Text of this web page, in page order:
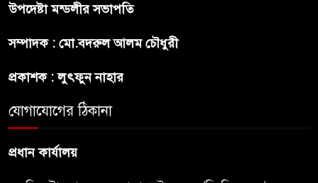
সুযোগ পাওয়ার অভিযোগ ভিত্তিহীন
উপদেষ্টা মন্ডলীর সভাপতি
সম্পাদক : মো.বদরুল আলম চৌধুরী
প্রকাশক : লুৎফুন নাহার
যোগাযোগের ঠিকানা
প্রধান কার্যালয়